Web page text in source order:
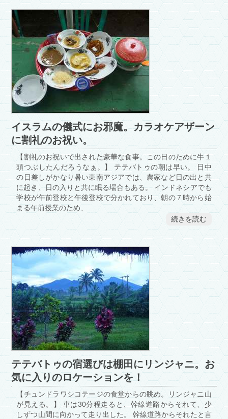
イスラムの儀式にお邪魔。カラオケアザーン
に割礼のお祝い。
【割礼のお祝いで出された豪華な食事。この日のために牛１
頭つぶしたんだろうなぁ。】 テテバトゥの朝は早い。 日中
の日差しがかなり暑い東南アジアでは、農家など日の出と共
に起き、日の入りと共に眠る場合もある。 インドネシアでも
学校が午前登校と午後登校で分かれており、朝の７時から始
まる午前授業のため、…
続きを読む
テテバトゥの宿選びは棚田にリンジャニ。お
気に入りのロケーションを！
【チュンドラワシコテージの食堂からの眺め。リンジャニ山
が見える。】 車は30分程走ると、幹線道路からそれて、少
しずつ山間に向かって走り出した。 幹線道路からそれたと言